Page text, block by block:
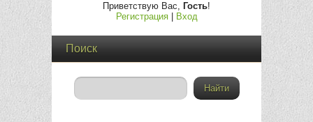
Приветствую Вас, Гость!
Регистрация| Вход
Поиск